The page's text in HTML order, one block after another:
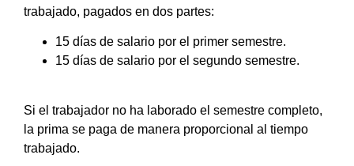
trabajado, pagados en dos partes:
15 días de salario por el primer semestre.
15 días de salario por el segundo semestre.
Si el trabajador no ha laborado el semestre completo,
la prima se paga de manera proporcional al tiempo
trabajado.